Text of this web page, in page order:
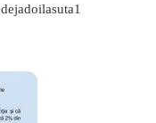
dejadoilasuta1